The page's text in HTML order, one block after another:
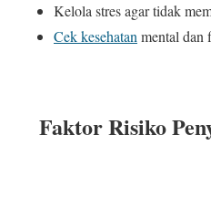
Kelola stres agar tidak
Cek kesehatan mental dan
Faktor Risiko